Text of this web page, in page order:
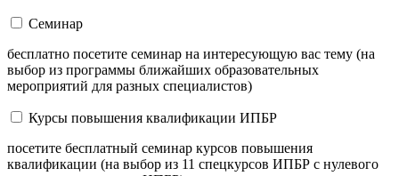
Семинар
бесплатно посетите семинар на интересующую вас тему (на
выбор из программы ближайших образовательных
мероприятий для разных специалистов)
Курсы повышения квалификации ИПБР
посетите бесплатный семинар курсов повышения
квалификации (на выбор из 11 спецкурсов ИПБР с нулевого